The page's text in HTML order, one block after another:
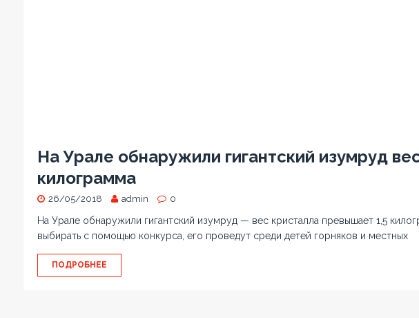
На Урале обнаружили гигантский изумруд
килограмма
26/05/2018 admin 0
На Урале обнаружили гигантский изумруд — вес кристалла превышает 1,5
выбирать с помощью конкурса, его проведут среди детей горняков и местных
ПОДРОБНЕЕ